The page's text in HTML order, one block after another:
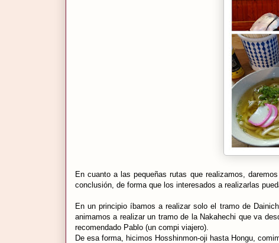
En cuanto a las pequeñas rutas que realizamos,
conclusión, de forma que los interesados a realizarlas
En un principio íbamos a realizar solo el tramo de
animamos a realizar un tramo de la Nakahechi que va
recomendado Pablo (un compi viajero).
De esa forma, hicimos Hosshinmon-oji hasta Hongu,